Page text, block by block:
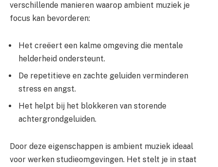
verschillende manieren waarop ambient muziek je
focus kan bevorderen:
Het creëert een kalme omgeving die mentale
helderheid ondersteunt.
De repetitieve en zachte geluiden verminderen
stress en angst.
Het helpt bij het blokkeren van storende
achtergrondgeluiden.
Door deze eigenschappen is ambient muziek ideaal
voor werken studieomgevingen. Het stelt je in staat